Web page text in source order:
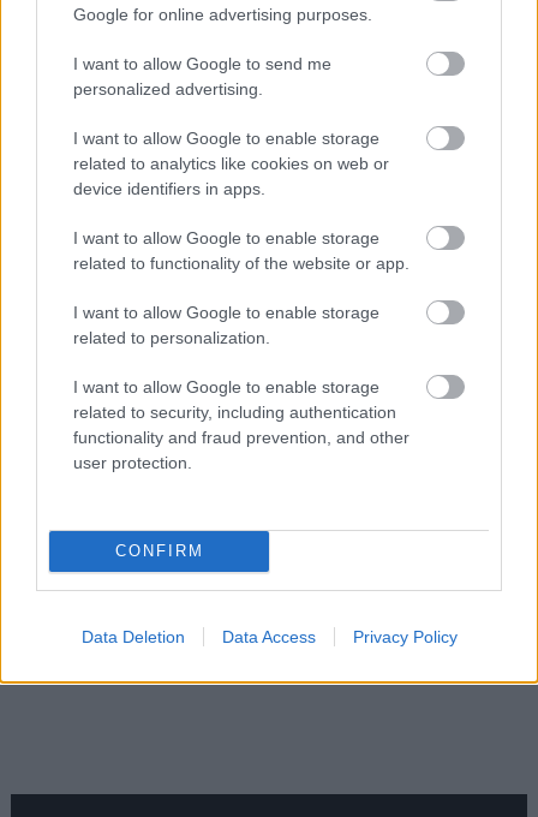
Google for online advertising purposes.
I want to allow Google to send me
personalized advertising.
I want to allow Google to enable storage
related to analytics like cookies on web or
device identifiers in apps.
I want to allow Google to enable storage
related to functionality of the website or app.
I want to allow Google to enable storage
related to personalization.
I want to allow Google to enable storage
related to security, including authentication
functionality and fraud prevention, and other
user protection.
CONFIRM
Data Deletion Data Access Privacy Policy